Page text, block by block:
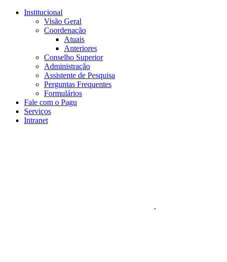
Conteúdo principal
Institucional
Visão Geral
Coordenação
Atuais
Anteriores
Conselho Superior
Administração
Assistente de Pesquisa
Perguntas Frequentes
Formulários
Fale com o Pagu
Serviços
Intranet